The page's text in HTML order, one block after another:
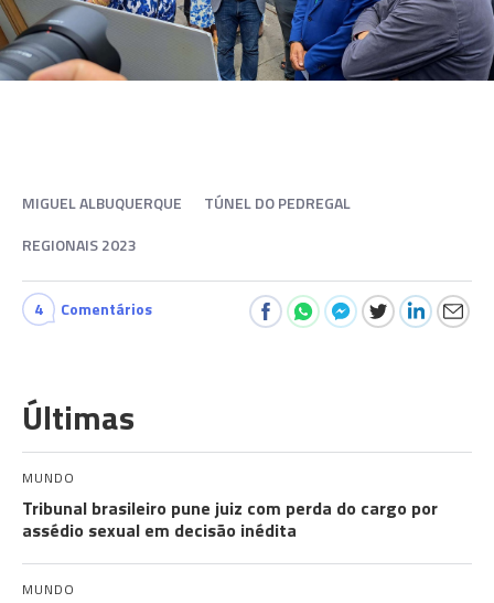
MIGUEL ALBUQUERQUE
TÚNEL DO PEDREGAL
REGIONAIS 2023
4 Comentários
Últimas
MUNDO
Tribunal brasileiro pune juiz com perda do cargo por
assédio sexual em decisão inédita
MUNDO